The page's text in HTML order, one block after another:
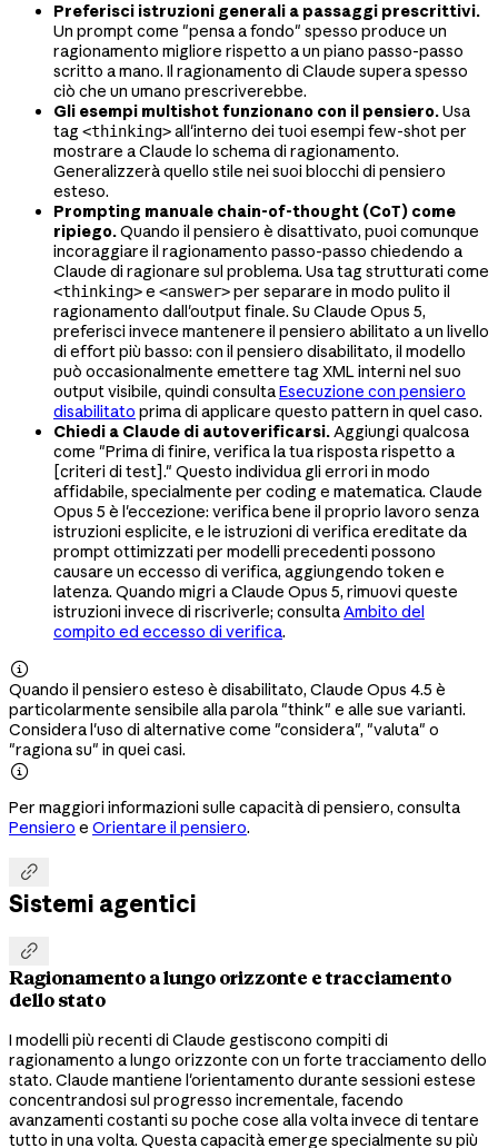
Preferisci istruzioni generali a passaggi prescrittivi.
Un prompt come "pensa a fondo" spesso produce un
ragionamento migliore rispetto a un piano passo-passo
scritto a mano. Il ragionamento di Claude supera spesso
ciò che un umano prescriverebbe.
Gli esempi multishot funzionano con il pensiero.Usa
tag <thinking>all'interno dei tuoi esempi few-shot per
mostrare a Claude lo schema di ragionamento.
Generalizzerà quello stile nei suoi blocchi di pensiero
esteso.
Prompting manuale chain-of-thought (CoT) come
ripiego.Quando il pensiero è disattivato, puoi comunque
incoraggiare il ragionamento passo-passo chiedendo a
Claude di ragionare sul problema. Usa tag strutturati come
<thinking>e <answer>per separare in modo pulito il
ragionamento dall'output finale. Su Claude Opus 5,
preferisci invece mantenere il pensiero abilitato a un livello
di effort più basso: con il pensiero disabilitato, il modello
può occasionalmente emettere tag XML interni nel suo
output visibile, quindi consultaEsecuzione con pensiero
disabilitato prima di applicare questo pattern in quel caso.
Chiedi a Claude di autoverificarsi.Aggiungi qualcosa
come "Prima di finire, verifica la tua risposta rispetto a
[criteri di test]." Questo individua gli errori in modo
affidabile, specialmente per coding e matematica. Claude
Opus 5 è l'eccezione: verifica bene il proprio lavoro senza
istruzioni esplicite, e le istruzioni di verifica ereditate da
prompt ottimizzati per modelli precedenti possono
causare un eccesso di verifica, aggiungendo token e
latenza. Quando migri a Claude Opus 5, rimuovi queste
istruzioni invece di riscriverle; consultaAmbito del
compito ed eccesso di verifica.

Quando il pensiero esteso è disabilitato, Claude Opus 4.5 è
particolarmente sensibile alla parola "think" e alle sue varianti.
Considera l'uso di alternative come "considera", "valuta" o
"ragiona su" in quei casi.

Per maggiori informazioni sulle capacità di pensiero, consulta
Pensiero e Orientare il pensiero.

Sistemi agentici

Ragionamento a lungo orizzonte e tracciamento
dello stato
I modelli più recenti di Claude gestiscono compiti di
ragionamento a lungo orizzonte con un forte tracciamento dello
stato. Claude mantiene l'orientamento durante sessioni estese
concentrandosi sul progresso incrementale, facendo
avanzamenti costanti su poche cose alla volta invece di tentare
tutto in una volta. Questa capacità emerge specialmente su più